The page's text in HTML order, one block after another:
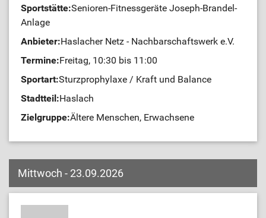
Sportstätte:Senioren-Fitnessgeräte Joseph-Brandel-
Anlage
Anbieter:Haslacher Netz - Nachbarschaftswerk e.V.
Termine:Freitag, 10:30 bis 11:00
Sportart:Sturzprophylaxe / Kraft und Balance
Stadtteil:Haslach
Zielgruppe:Ältere Menschen, Erwachsene
Mittwoch - 23.09.2026